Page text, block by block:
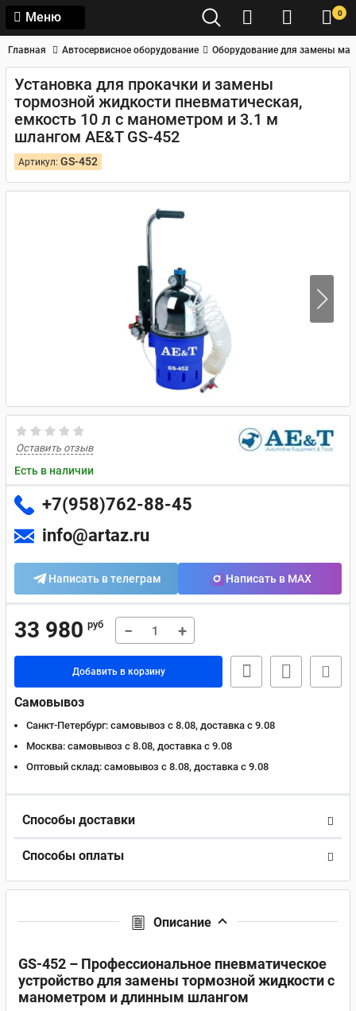
Меню 0
Главная Автосервисное оборудование Оборудование для замены
Установка для прокачки и замены
тормозной жидкости пневматическая,
емкость 10 л с манометром и 3.1 м
шлангом AE&T GS-452
Артикул: GS-452
Оставить отзыв
Есть в наличии
+7(958)762-88-45
info@artaz.ru
Написать в телеграм Написать в MAX
33 980 руб − +
Добавить в корзину
Самовывоз
Санкт-Петербург: самовывоз с 8.08, доставка c 9.08
Москва: самовывоз с 8.08, доставка c 9.08
Оптовый склад: самовывоз с 8.08, доставка c 9.08
Способы доставки
Способы оплаты
Описание
GS-452 – Профессиональное пневматическое
устройство для замены тормозной жидкости с
манометром и длинным шлангом